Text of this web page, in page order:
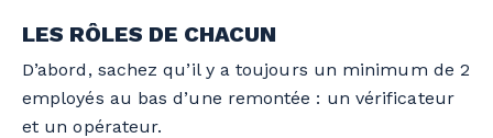
LES RÔLES DE CHACUN
D’abord, sachez qu’il y a toujours un minimum de 2
employés au bas d’une remontée : un vérificateur
et un opérateur.